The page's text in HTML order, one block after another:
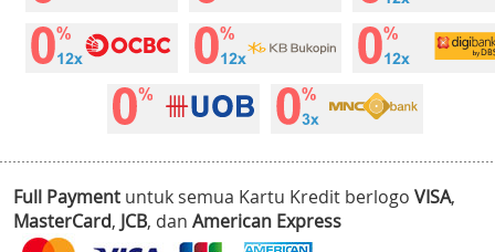
Full Payment untuk semua Kartu Kredit berlogo VISA,
MasterCard, JCB, dan American Express